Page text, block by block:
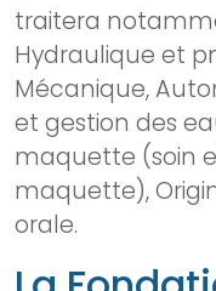
traitera
Hydraulique et
Mécanique,
et gestion des
maquette (soin
maquette),
orale.